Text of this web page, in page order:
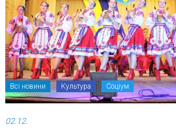
Всі новини Культура Соціум
02.12.